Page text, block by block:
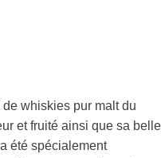
whiskies pur malt du
et fruité ainsi que sa belle
été spécialement